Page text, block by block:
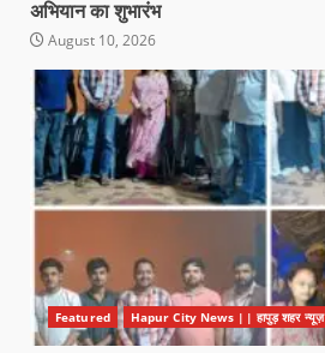
अभियान का शुभारंभ
August 10, 2026
Featured Hapur City News || हापुड़ शहर न्यूज़